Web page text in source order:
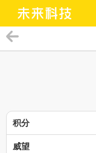
积分
威望